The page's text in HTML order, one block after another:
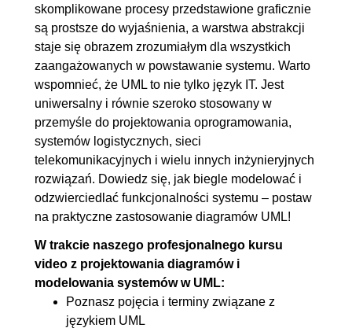
6. Diagram aktywności 00:24:31
6.1. Diagram aktywności- teoria
00:11:41
6.2. Diagram aktywności -
przykład
00:05:28
6.3. Diagram aktywności-
praktyka
00:07:22
7. Diagram komponentów 00:19:13
7.1. Diagram komponentów -
teoria
przykład
7.3. Diagram komponentów -
praktyka
skomplikowane procesy przedstawione graficznie
są prostsze do wyjaśnienia, a warstwa abstrakcji
staje się obrazem zrozumiałym dla wszystkich
zaangażowanych w powstawanie systemu. Warto
wspomnieć, że UML to nie tylko język IT. Jest
uniwersalny i równie szeroko stosowany w
przemyśle do projektowania oprogramowania,
systemów logistycznych, sieci
telekomunikacyjnych i wielu innych inżynieryjnych
rozwiązań. Dowiedz się, jak biegle modelować i
odzwierciedlać funkcjonalności systemu – postaw
na praktyczne zastosowanie diagramów UML!
W trakcie naszego profesjonalnego kursu
video z projektowania diagramów i
modelowania systemów w UML:
Poznasz pojęcia i terminy związane z
językiem UML